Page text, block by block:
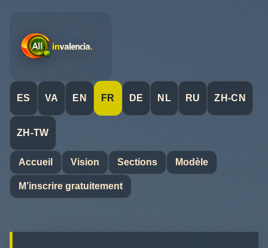
ES VA EN FR DE NL RU ZH-CN
ZH-TW
Accueil Vision Sections Modèle
M’inscrire gratuitement